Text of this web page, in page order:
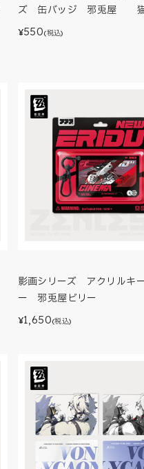
ズ 缶バッジ 邪兎屋
¥550(税込)
影画シリーズ アクリルキ
ー 邪兎屋ビリー
¥1,650(税込)